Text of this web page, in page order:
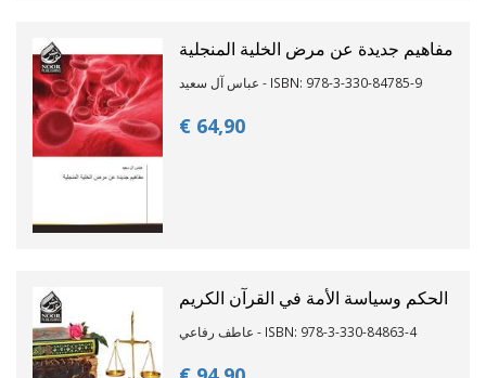
مفاهيم جديدة عن مرض الخلية المنجلية
عباس آل سعيد - ISBN: 978-3-330-84785-9
€ 64,90
الحكم وسياسة الأمة في القرآن الكريم
عاطف رفاعي - ISBN: 978-3-330-84863-4